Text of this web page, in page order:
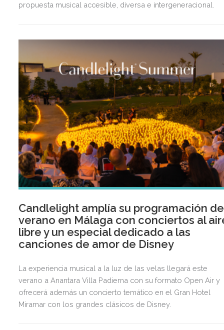
propuesta musical accesible, diversa e intergeneracional.
Candlelight amplía su programación de
verano en Málaga con conciertos al
libre y un especial dedicado a las
canciones de amor de Disney
La experiencia musical a la luz de las velas llegará este
verano a Anantara Villa Padierna con su formato Open Air y
ofrecerá además un concierto temático en el Gran Hotel
Miramar con los grandes clásicos de Disney.